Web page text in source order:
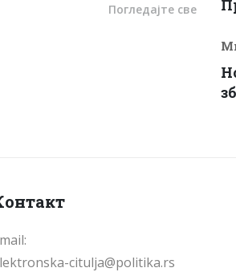
Погледајте све
citulja@politika.rs